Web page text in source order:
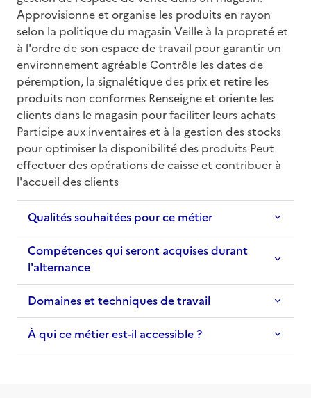
Approvisionne et organise les produits en rayon
selon la politique du magasin Veille à la propreté et
à l'ordre de son espace de travail pour garantir un
environnement agréable Contrôle les dates de
péremption, la signalétique des prix et retire les
produits non conformes Renseigne et oriente les
clients dans le magasin pour faciliter leurs achats
Participe aux inventaires et à la gestion des stocks
pour optimiser la disponibilité des produits Peut
effectuer des opérations de caisse et contribuer à
l'accueil des clients
Qualités souhaitées pour ce métier
Compétences qui seront acquises durant
l'alternance
Domaines et techniques de travail
À qui ce métier est-il accessible ?